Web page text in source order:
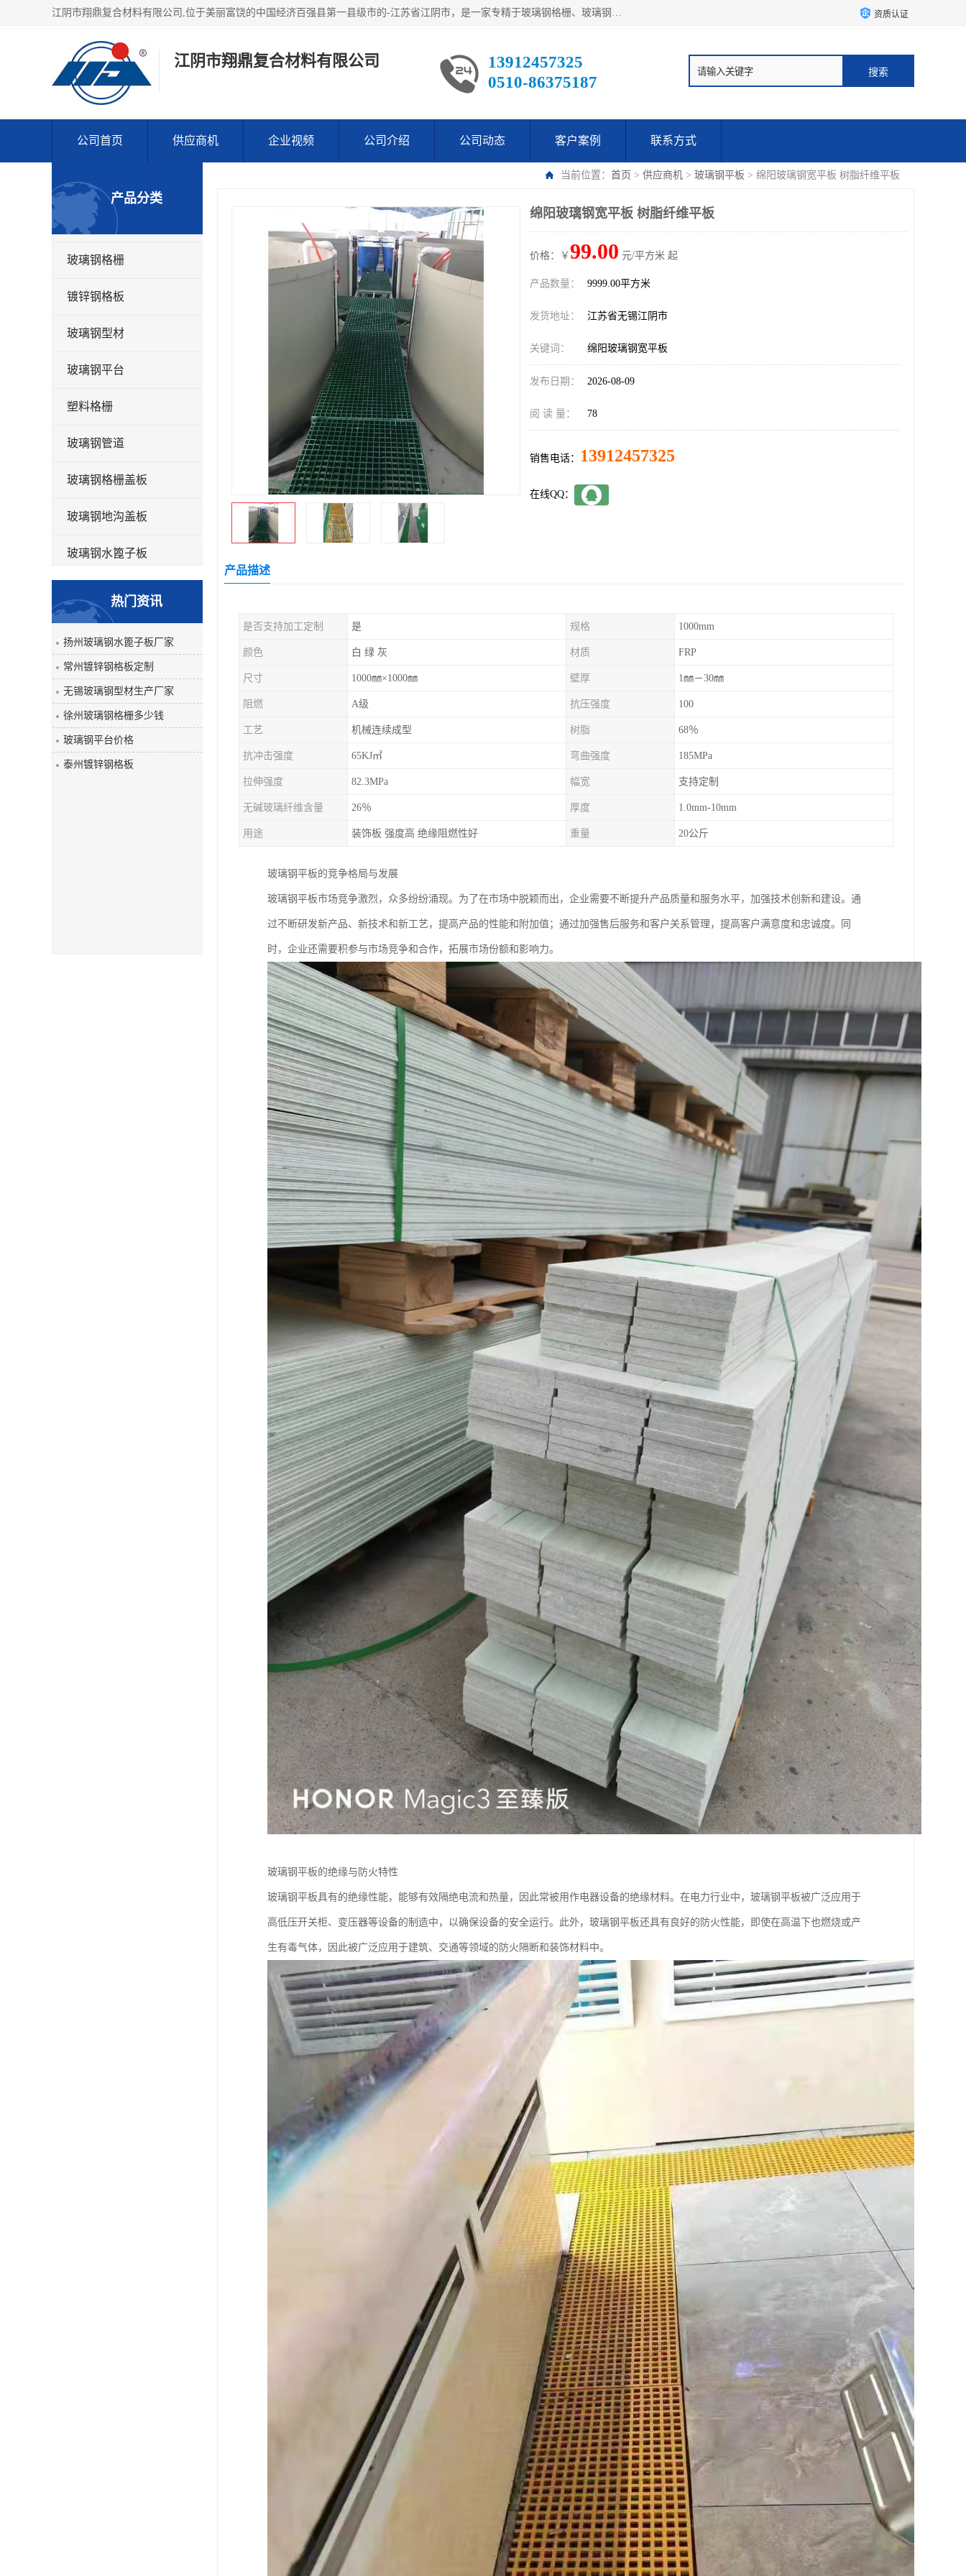
江阴市翔鼎复合材料有限公司,位于美丽富饶的中国经济百强县第一县级市的-江苏省江阴市，是一家专精于玻璃钢格栅、玻璃钢新材料,镀锌钢格板，机械设备生产制造及研发的科技型企业；公司产品已销往了世界多个国家和地区，公司人决心加倍努力愿与广大社会同仁精诚合作共创辉煌！ 资质认证
江阴市翔鼎复合材料有限公司
13912457325
0510-86375187
公司首页 供应商机 企业视频 公司介绍 公司动态 客户案例 联系方式
当前位置： 首页 > 供应商机 > 玻璃钢平板 > 绵阳玻璃钢宽平板 树脂纤维平板
产品分类
玻璃钢格栅
镀锌钢格板
玻璃钢型材
玻璃钢平台
塑料格栅
玻璃钢管道
玻璃钢格栅盖板
玻璃钢地沟盖板
玻璃钢水篦子板
玻璃钢平板
玻璃钢盖板
热门资讯
扬州玻璃钢水篦子板厂家
常州镀锌钢格板定制
无锡玻璃钢型材生产厂家
徐州玻璃钢格栅多少钱
玻璃钢平台价格
泰州镀锌钢格板
绵阳玻璃钢宽平板 树脂纤维平板
价格：￥ 99.00 元/平方米 起
产品数量： 9999.00平方米
发货地址： 江苏省无锡江阴市
关键词： 绵阳玻璃钢宽平板
发布日期： 2026-08-09
阅 读 量： 78
销售电话： 13912457325
在线QQ：
产品描述
是否支持加工定制 是 规格 1000mm
颜色 白 绿 灰 材质 FRP
尺寸 1000㎜×1000㎜ 壁厚 1㎜－30㎜
阻燃 A级 抗压强度 100
工艺 机械连续成型 树脂 68％
抗冲击强度 65KJ㎡ 弯曲强度 185MPa
拉伸强度 82.3MPa 幅宽 支持定制
无碱玻璃纤维含量 26％ 厚度 1.0mm-10mm
用途 装饰板 强度高 绝缘阻燃性好 重量 20公斤
玻璃钢平板的竞争格局与发展
玻璃钢平板市场竞争激烈，众多纷纷涌现。为了在市场中脱颖而出，企业需要不断提升产品质量和服务水平，加强技术创新和建设。通
过不断研发新产品、新技术和新工艺，提高产品的性能和附加值；通过加强售后服务和客户关系管理，提高客户满意度和忠诚度。同
时，企业还需要积参与市场竞争和合作，拓展市场份额和影响力。
玻璃钢平板的绝缘与防火特性
玻璃钢平板具有的绝缘性能，能够有效隔绝电流和热量，因此常被用作电器设备的绝缘材料。在电力行业中，玻璃钢平板被广泛应用于
高低压开关柜、变压器等设备的制造中，以确保设备的安全运行。此外，玻璃钢平板还具有良好的防火性能，即使在高温下也燃烧或产
生有毒气体，因此被广泛应用于建筑、交通等领域的防火隔断和装饰材料中。